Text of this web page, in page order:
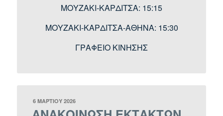
ΜΟΥΖΑΚΙ-ΚΑΡΔΙΤΣΑ: 15:15
ΜΟΥΖΑΚΙ-ΚΑΡΔΙΤΣΑ-ΑΘΗΝΑ: 15:30
ΓΡΑΦΕΙΟ ΚΙΝΗΣΗΣ
ΔΗΜΟΣΙΕΎΤΗΚΕ
ΣΤΙΣ
6 ΜΑΡΤΊΟΥ 2026